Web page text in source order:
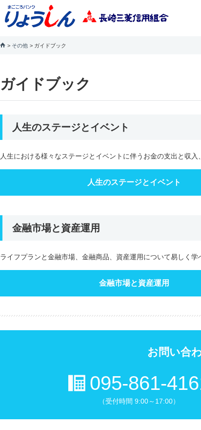
その他 ガイドブック
ガイドブック
人生のステージとイベント
人生における様々なステージとイベントに伴うお金の支出と収
人生のステージとイベント
金融市場と資産運用
ライフプランと金融市場、金融商品、資産運用について易しく学
金融市場と資産運用
お問い合
095-861-
（受付時間 9:00～17:00）